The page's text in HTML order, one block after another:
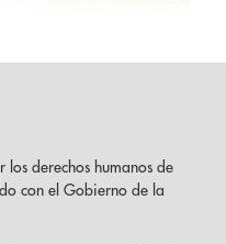
derechos humanos de
con el Gobierno de la